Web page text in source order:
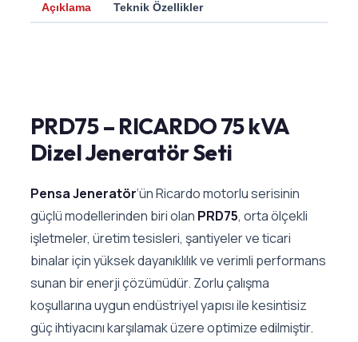
Açıklama Teknik Özellikler
PRD75 – RICARDO 75 kVA
Dizel Jeneratör Seti
Pensa Jeneratör‘ün Ricardo motorlu serisinin
güçlü modellerinden biri olan PRD75, orta ölçekli
işletmeler, üretim tesisleri, şantiyeler ve ticari
binalar için yüksek dayanıklılık ve verimli performans
sunan bir enerji çözümüdür. Zorlu çalışma
koşullarına uygun endüstriyel yapısı ile kesintisiz
güç ihtiyacını karşılamak üzere optimize edilmiştir.